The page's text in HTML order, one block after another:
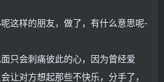
这样的朋友，做了，有什么意思呢-
只会刺痛彼此的心，因为曾经爱
让对方想起那些不快乐，分手了，